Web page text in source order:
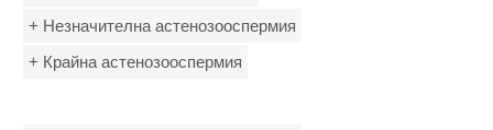
+ Незначителна астенозооспермия
+ Крайна астенозооспермия